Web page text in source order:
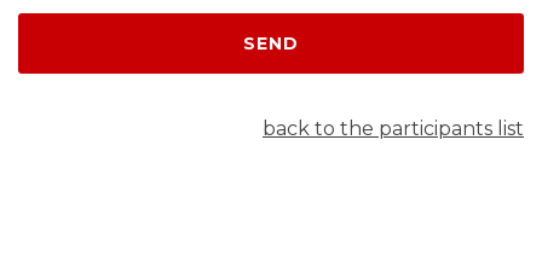
SEND
back to the participants list